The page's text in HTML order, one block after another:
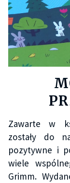
Zawarte w
zostały do
pozytywne i
wiele
Grimm.